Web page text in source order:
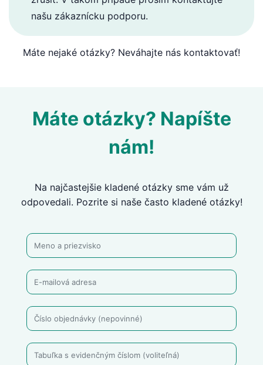
našu zákaznícku podporu.
Máte nejaké otázky? Neváhajte nás kontaktovať!
Máte otázky? Napíšte
nám!
Na najčastejšie kladené otázky sme vám už
odpovedali. Pozrite si naše často kladené otázky!